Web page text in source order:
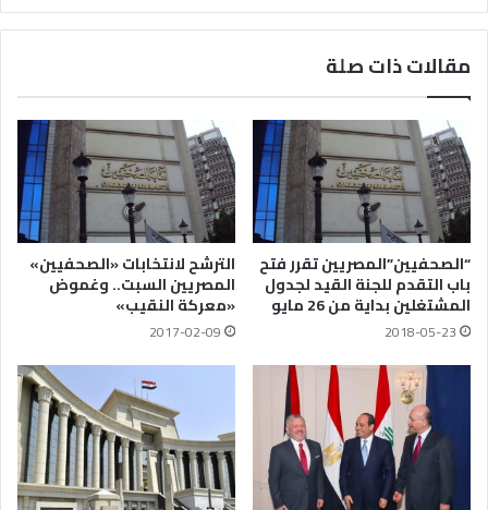
مقالات ذات صلة
“الصحفيين”المصريين تقرر فتح
باب التقدم للجنة القيد لجدول
المشتغلين بداية من 26 مايو
2018-05-23
الترشح لانتخابات «الصحفيين»
المصريين السبت.. وغموض
«معركة النقيب»
2017-02-09